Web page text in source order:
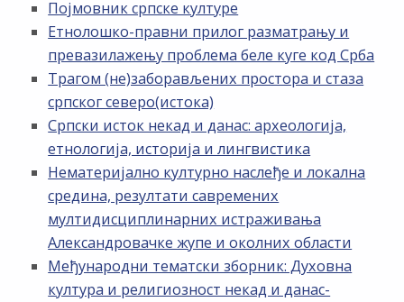
Појмовник српске културе
Етнолошко-правни прилог разматрању и
превазилажењу проблема беле куге код Срба
Трагом (не)заборављених простора и стаза
српског северо(истока)
Српски исток некад и данас: археологија,
етнологија, историја и лингвистика
Нематеријално културно наслеђе и локална
средина, резултати савремених
мултидисциплинарних истраживања
Александровачке жупе и околних области
Међународни тематски зборник: Духовна
култура и религиозност некад и данас-